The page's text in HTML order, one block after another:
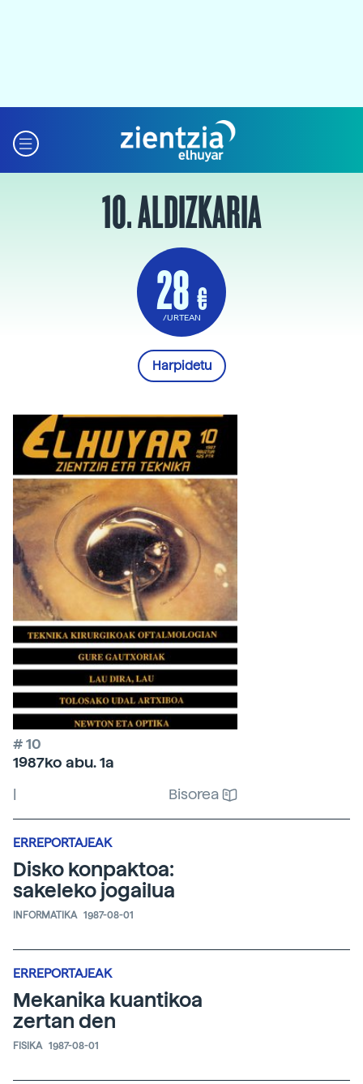
10. ALDIZKARIA
28 €
/URTEAN
Harpidetu
# 10
1987ko abu. 1a
|
Bisorea
ERREPORTAJEAK
Disko konpaktoa:
sakeleko jogailua
INFORMATIKA 1987-08-01
ERREPORTAJEAK
Mekanika kuantikoa
zertan den
FISIKA 1987-08-01